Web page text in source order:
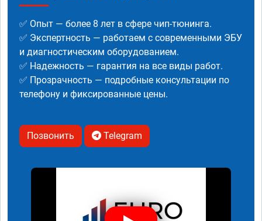
✅ Опыт — более 8 лет в сфере чип-тюнинга.
✅ Экспертность — работаем с современными ЭБУ
и диагностическим оборудованием.
✅ Надежность — гарантия на все виды работ.
✅ Прозрачность — подробные консультации по
телефону и фиксированные цены.
Позвонить Telegram